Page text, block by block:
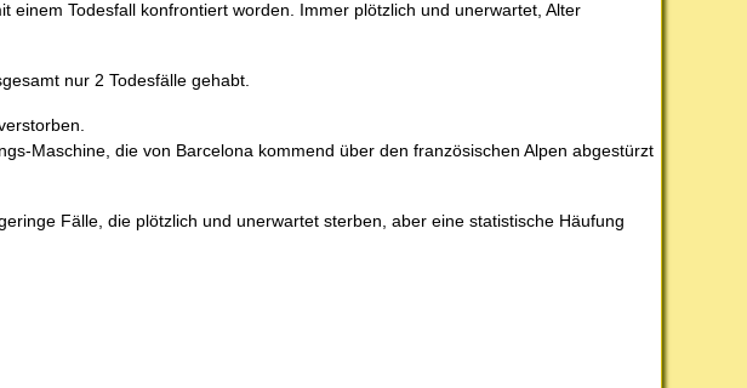
Todesfall konfrontiert worden. Immer plötzlich und unerwartet, Alter
nur 2 Todesfälle gehabt.
Maschine, die von Barcelona kommend über den französischen Alpen abgestürzt
Fälle, die plötzlich und unerwartet sterben, aber eine statistische Häufung